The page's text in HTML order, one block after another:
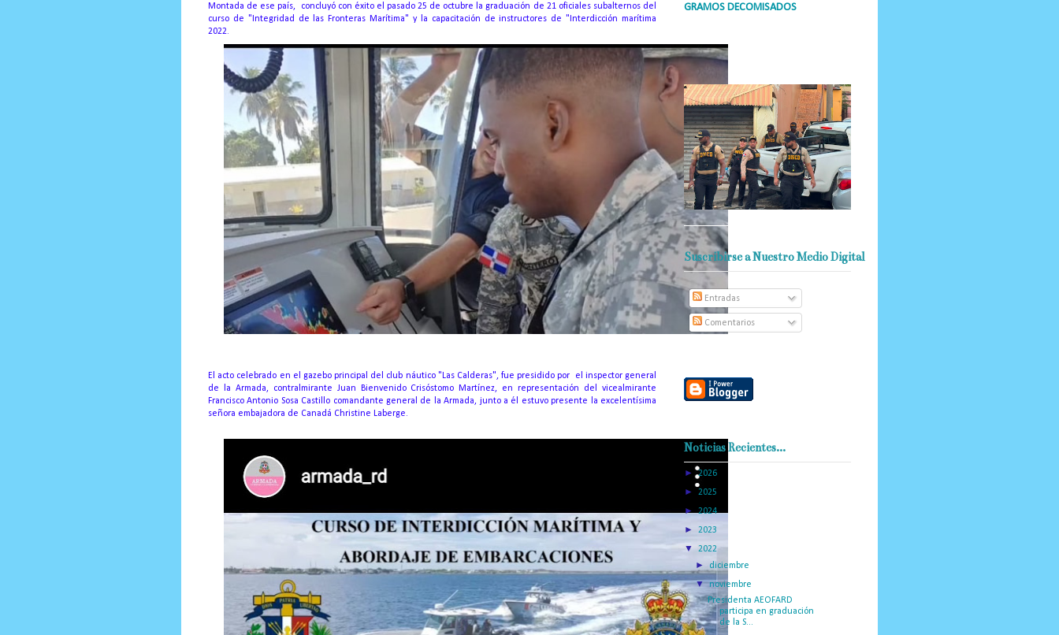
Montada de ese país, concluyó con éxito el pasado 25 de octubre la graduación de 21 oficiales subalternos del
curso de "Integridad de las Fronteras Marítima" y la capacitación de instructores de "Interdicción marítima
2022.
El acto celebrado en el gazebo principal del club náutico "Las Calderas", fue presidido por el inspector general
de la Armada, contralmirante Juan Bienvenido Crisóstomo Martínez, en representación del vicealmirante
Francisco Antonio Sosa Castillo comandante general de la Armada, junto a él estuvo presente la excelentísima
señora embajadora de Canadá Christine Laberge.
GRAMOS DECOMISADOS
interdicción abarcaron a más de 25
sectores de esa demarcación, donde
además se confiscaron armas, dinero,...
Suscribirse a Nuestro Medio Digital
Entradas
Comentarios
Noticias Recientes...
►2026
► 2025
►2024(374)
► 2023
▼2022(449)
► diciembre
▼noviembre
Presidenta AEOFARD
participa en graduación
de la S...